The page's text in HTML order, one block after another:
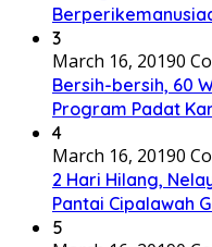
3
March 16, 20190
Bersih-bersih, 60
Program Padat
4
March 16, 20190
2 Hari Hilang,
Pantai Cipalawah
5